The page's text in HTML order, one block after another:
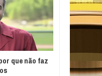
que não faz